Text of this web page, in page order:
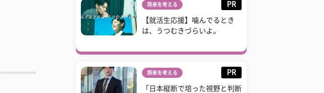
将来を考える PR
【就活生応援】噛んでるとき
は、うつむきづらいよ。
将来を考える PR
「日本縦断で培った視野と判断